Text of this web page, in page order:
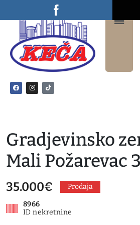
Gradjevinsko
Mali Požarevac
35.000€ Prodaja
8966
ID nekretnine